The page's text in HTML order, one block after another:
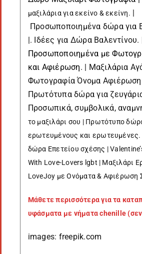
μαξιλάρια για εκείνο & εκείνη. |
Προσωποποιημένα δώρα για
|. Ιδέες για Δώρα Βαλεντίνου.
Προσωποποιημένα με
και Αφιέρωση. | Μαξιλάρια
Φωτογραφία Όνομα Αφιέρωση
Πρωτότυπα δώρα για
Προσωπικά, συμβολικά,
το μαξιλάρι σου |Πρωτότυπο
ερωτευμένους και ερωτευμένες.
δώρα Επετείου σχέσης |
With Love-Lovers lgbt | Μαξιλάρι
LoveJoy με Ονόματα & Αφιέρωση
Μάθετε περισσότερα για τα
υφάσματα με νήματα chenille
images: freepik.com